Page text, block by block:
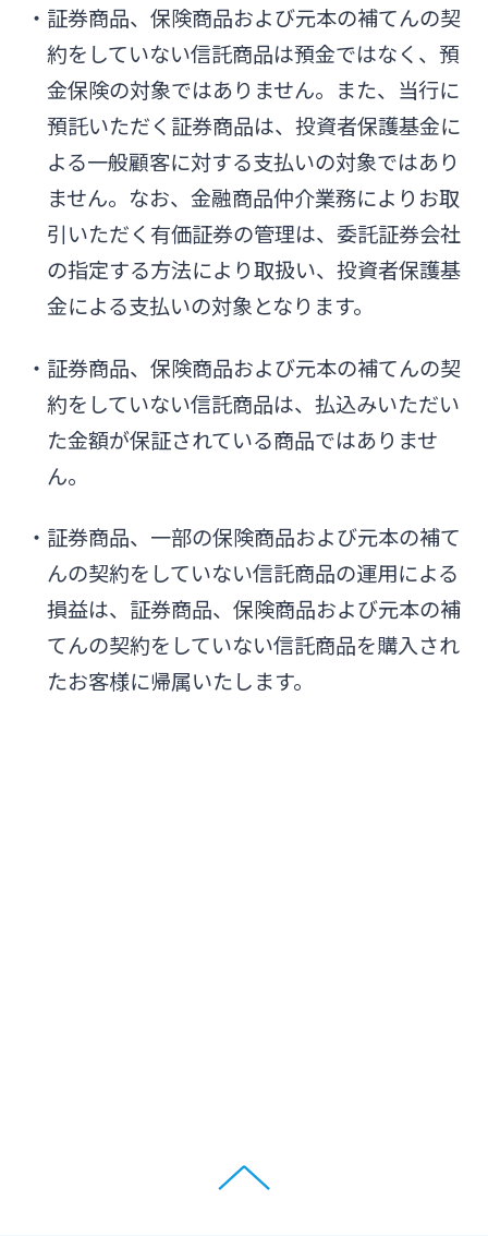
ログオン
よくあるご質問 チャットで相談
English
個人のお客さま
法人・個人事業主のお客さま
宮崎銀行について
ニュースリリース一覧
・証券商品、保険商品および元本の補てんの契
約をしていない信託商品は預金ではなく、預
金保険の対象ではありません。また、当行に
預託いただく証券商品は、投資者保護基金に
よる一般顧客に対する支払いの対象ではあり
ません。なお、金融商品仲介業務によりお取
引いただく有価証券の管理は、委託証券会社
の指定する方法により取扱い、投資者保護基
金による支払いの対象となります。
・証券商品、保険商品および元本の補てんの契
約をしていない信託商品は、払込みいただい
た金額が保証されている商品ではありませ
ん。
・証券商品、一部の保険商品および元本の補て
んの契約をしていない信託商品の運用による
損益は、証券商品、保険商品および元本の補
てんの契約をしていない信託商品を購入され
たお客様に帰属いたします。